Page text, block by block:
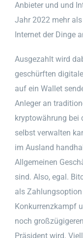
Anbieter und und
Jahr 2022 mehr
Internet der Dinge
Ausgezahlt wird
geschürften
auf ein Wallet
Anleger an
kryptowährung bei
selbst verwalten
im Ausland
Allgemeinen
sind. Also, egal.
als
Konkurrenzkampf
noch
Präsident wird.